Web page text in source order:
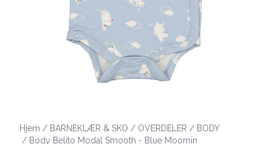
Hjem / BARNEKLÆR & SKO / OVERDELER / BODY
/ Body Belito Modal Smooth - Blue Moomin